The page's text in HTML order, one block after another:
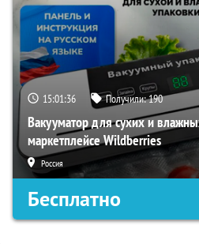
15:01:35 Получили:190
Вакууматор для сухих и
маркетплейсе Wildberries
Россия
Бесплатно